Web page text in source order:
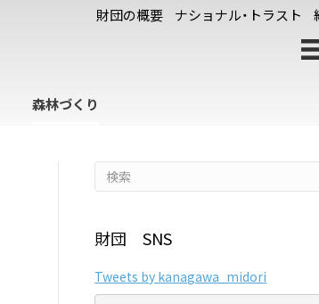
財団の概要 ナショナル・トラスト
森林づくり
財団 SNS
Tweets by kanagawa_midori